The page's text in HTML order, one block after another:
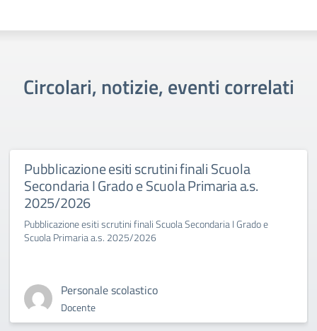
Circolari, notizie, eventi correlati
Pubblicazione esiti scrutini finali Scuola
Secondaria I Grado e Scuola Primaria a.s.
2025/2026
Pubblicazione esiti scrutini finali Scuola Secondaria I Grado e
Scuola Primaria a.s. 2025/2026
Personale scolastico
Docente